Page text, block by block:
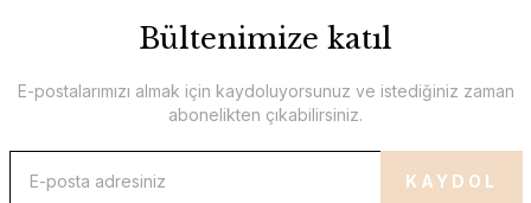
Bültenimize katıl
E-postalarımızı almak için kaydoluyorsunuz ve istediğiniz zaman
abonelikten çıkabilirsiniz.
KAYDOL